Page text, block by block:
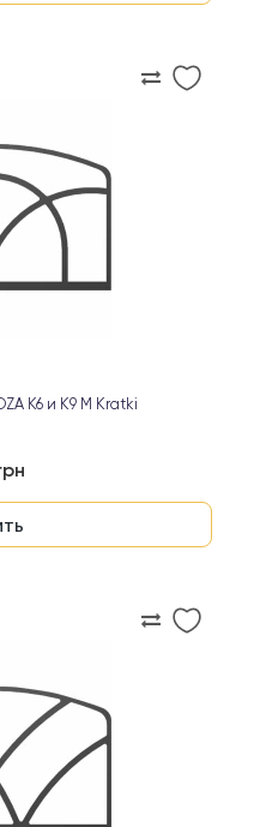
K6 и K9 M Kratki